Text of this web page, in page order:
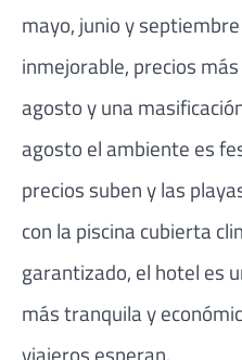
mayo, junio y
inmejorable, precios
agosto y una
agosto el ambiente es
precios suben y las
con la piscina cubierta
garantizado, el hotel es
más tranquila y